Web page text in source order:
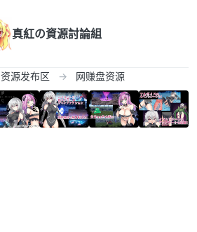
真紅の資源討論組
资源发布区 网赚盘资源